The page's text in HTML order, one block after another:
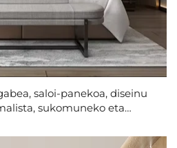
saloi-panekoa, diseinu
sukomuneko eta